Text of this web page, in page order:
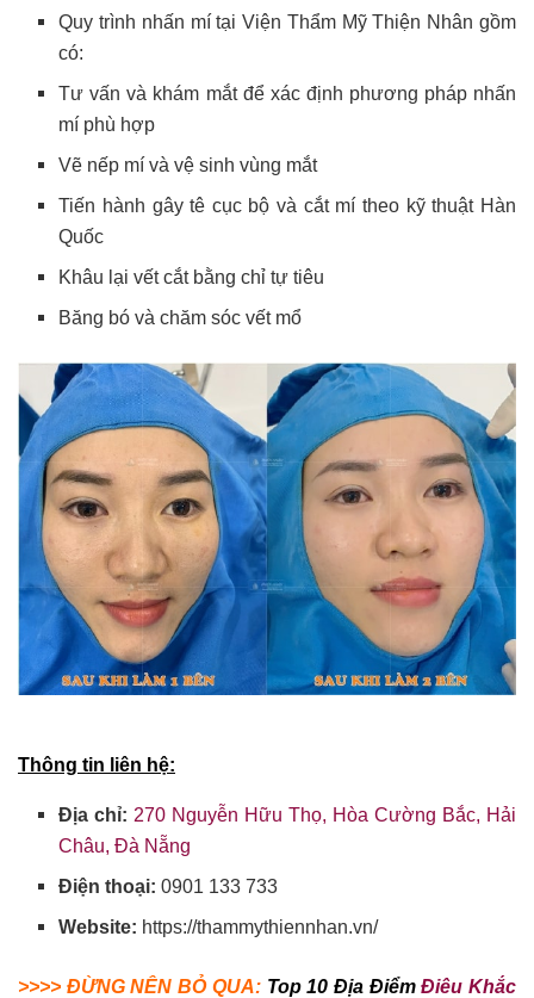
Quy trình nhấn mí tại Viện Thẩm Mỹ Thiện Nhân gồm
có:
Tư vấn và khám mắt để xác định phương pháp nhấn
mí phù hợp
Vẽ nếp mí và vệ sinh vùng mắt
Tiến hành gây tê cục bộ và cắt mí theo kỹ thuật Hàn
Quốc
Khâu lại vết cắt bằng chỉ tự tiêu
Băng bó và chăm sóc vết mổ
Thông tin liên hệ:
Địa chỉ: 270 Nguyễn Hữu Thọ, Hòa Cường Bắc, Hải
Châu, Đà Nẵng
Điện thoại:0901 133 733
Website: https://thammythiennhan.vn/
>>>> ĐỪNG NÊN BỎ QUA: Top 10 Địa ĐiểmĐiêu Khắc